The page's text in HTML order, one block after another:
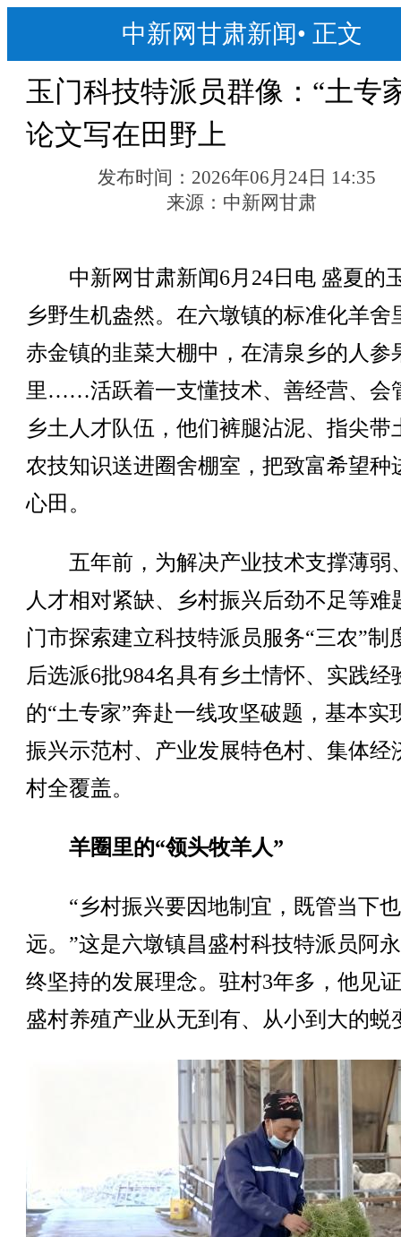
中新网甘肃新闻• 正文
玉门科技特派员群像：“土专
论文写在田野上
发布时间： 2026年06月24日 14:35
来源： 中新网甘肃
中新网甘肃新闻6月24日电 盛夏的
乡野生机盎然。在六墩镇的标准化羊舍
赤金镇的韭菜大棚中，在清泉乡的人参
里……活跃着一支懂技术、善经营、会
乡土人才队伍，他们裤腿沾泥、指尖带
农技知识送进圈舍棚室，把致富希望种
心田。
五年前，为解决产业技术支撑薄弱
人才相对紧缺、乡村振兴后劲不足等难
门市探索建立科技特派员服务“三农”制
后选派6批984名具有乡土情怀、实践经
的“土专家”奔赴一线攻坚破题，基本实
振兴示范村、产业发展特色村、集体经
村全覆盖。
羊圈里的“领头牧羊人”
“乡村振兴要因地制宜，既管当下
远。”这是六墩镇昌盛村科技特派员阿
终坚持的发展理念。驻村3年多，他见
盛村养殖产业从无到有、从小到大的蜕